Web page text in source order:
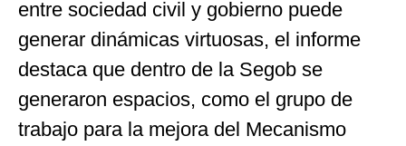
entre sociedad civil y gobierno puede
generar dinámicas virtuosas, el informe
destaca que dentro de la Segob se
generaron espacios, como el grupo de
trabajo para la mejora del Mecanismo